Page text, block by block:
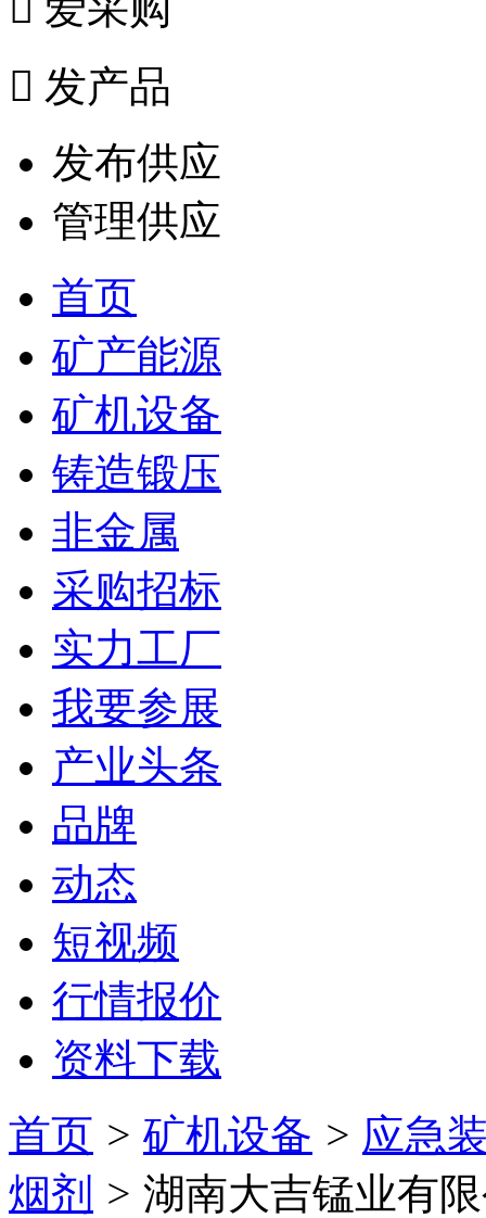
 发产品
发布供应
管理供应
首页
矿产能源
矿机设备
铸造锻压
非金属
采购招标
实力工厂
我要参展
产业头条
品牌
动态
短视频
行情报价
资料下载
首页 > 矿机设备 > 应急
烟剂 > 湖南大吉锰业有